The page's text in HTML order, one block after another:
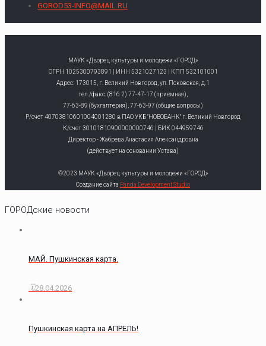
GOROD53-INFO@MAIL.RU
МАУК «Дворец культуры и молодежи «ГОРОД»
ОГРН 1025300793891 | ИНН 5321027123 | КПП 532101001
Адрес: 173015, г. Великий Новгород, ул. Псковская, д.1
тел./факс: (816 2) 77-47-17 (приемная),
77-63-89 (бухгалтерия), 77-63-97 (общие вопросы)
Р/счет 40703810601004001280 в ПАО УКБ "НОВОБАНК" г. Великий Новгород
К/счет 30101810900000000746 | БИК 044959746
Директор - Жабрева Анастасия Александровна
(действует на основании Устава)
©2023 МАУК «Дворец культуры и молодежи «ГОРОД»
Создание сайта Panda Development Studio
ГОРОДские новости
МАЙ. Пушкинская карта.
28.04.2026
Пушкинская карта на АПРЕЛЬ!